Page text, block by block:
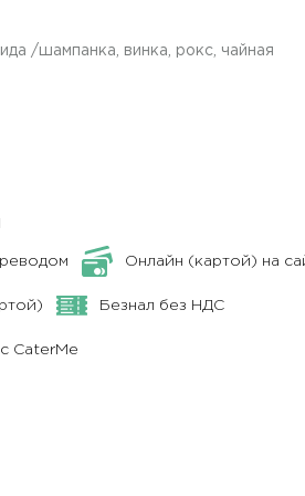
/шампанка, винка, рокс, чайная
Онлайн (картой) на
Безнал без НДС
CaterMe